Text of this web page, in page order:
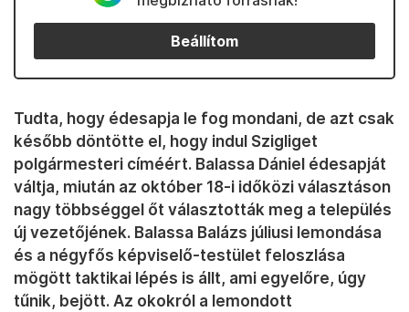
Beállítom
Tudta, hogy édesapja le fog mondani, de azt csak
később döntötte el, hogy indul Szigliget
polgármesteri címéért. Balassa Dániel édesapját
váltja, miután az október 18-i időközi választáson
nagy többséggel őt választották meg a település
új vezetőjének. Balassa Balázs júliusi lemondása
és a négyfős képviselő-testület feloszlása
mögött taktikai lépés is állt, ami egyelőre, úgy
tűnik, bejött. Az okokról a lemondott